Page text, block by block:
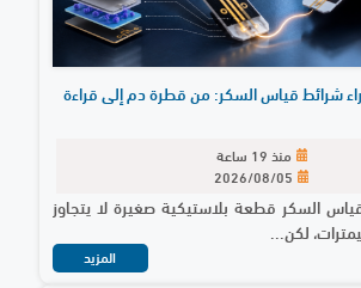
شرائط قياس السكر: من قطرة دم إلى قراءة
منذ 19 ساعة
السكر قطعة بلاستيكية صغيرة لا يتجاوز
لكن...
المزيد